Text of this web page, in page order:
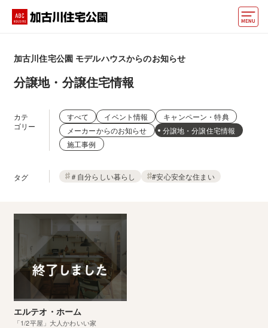
動画でモデルハウス見学
アクセス
好みからモデルハウスを探す
住まいづくりお役立ち情報
マイページ
加古川住宅公園 モデルハウスからのお知らせ
分譲地・分譲住宅情報
カテ
ゴリー
すべて イベント情報
キャンペーン・特典
メーカーからのお知らせ
分譲地・分譲住宅情報
施工事例
タグ ＃自分らしい暮らし #安心安全な住まい
エルテオ・ホーム
「1/2平屋」大人かわいい家